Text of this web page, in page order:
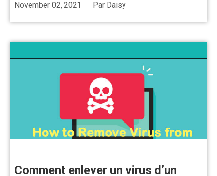
November 02, 2021 Par Daisy
Comment enlever un virus d’un